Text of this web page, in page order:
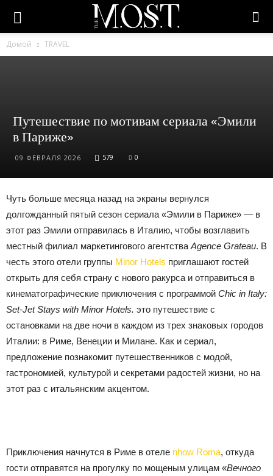
Домой TRAVEL
Путешествие по мотивам сериала «Эмили
в Париже»
09 ФЕВРАЛЯ 2026 579 0
Чуть больше месяца назад на экраны вернулся
долгожданный пятый сезон сериала «Эмили в Париже» — в
этот раз Эмили отправилась в Италию, чтобы возглавить
местный филиал маркетингового агентства Agence Grateau. В
честь этого отели группы Minor Hotels приглашают гостей
открыть для себя страну с нового ракурса и отправиться в
кинематографические приключения с программой Chic in Italy:
Set-Jet Stays with Minor Hotels. это путешествие с
остановками на две ночи в каждом из трех знаковых городов
Италии: в Риме, Венеции и Милане. Как и сериал,
предложение познакомит путешественников с модой,
гастрономией, культурой и секретами радостей жизни, но на
этот раз с итальянским акцентом.
Приключения начнутся в Риме в отеле nhow Roma, откуда
гости отправятся на прогулку по мощеным улицам «Вечного